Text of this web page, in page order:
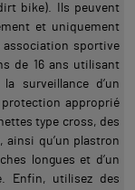
bike). Ils peuvent
et uniquement
association sportive
de 16 ans utilisant
surveillance d’un
approprié
type cross, des
ainsi qu’un plastron
longues et d’un
Enfin, utilisez des